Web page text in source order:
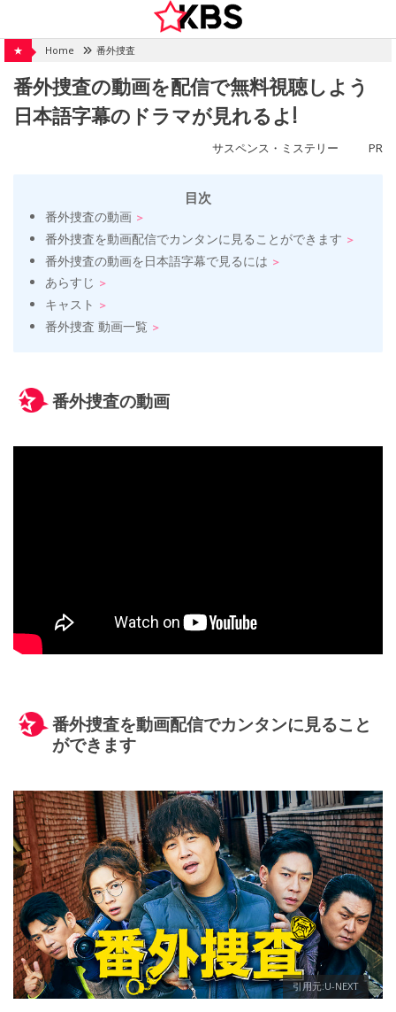
content
★ Home 番外捜査
番外捜査の動画を配信で無料視聴しよう
日本語字幕のドラマが見れるよ!
サスペンス・ミステリー PR
目次
番外捜査の動画
番外捜査を動画配信でカンタンに見ることができます
番外捜査の動画を日本語字幕で見るには
あらすじ
キャスト
番外捜査 動画一覧
番外捜査の動画
番外捜査を動画配信でカンタンに見ること
ができます
引用元:U-NEXT